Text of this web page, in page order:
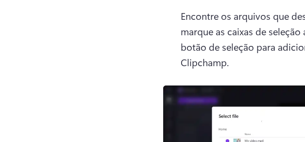
Encontre os arquivos que
marque as caixas de
botão de seleção para
Clipchamp.